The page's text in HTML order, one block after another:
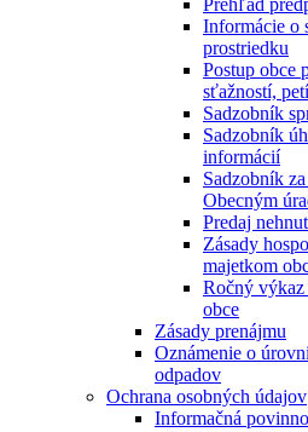
Prehľad
Informácie o
prostriedku
Postup obce
sťažností,
Sadzobník
Sadzobník
informácií
Sadzobník
Obecným
Predaj
Zásady
majetkom
Ročný výkaz
obce
Zásady prenájmu
Oznámenie o
odpadov
Ochrana osobných údajov
Informačná